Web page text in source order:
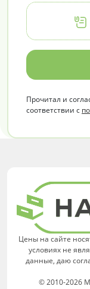
Прочитал и
соответствии с
Цены на сайте
условиях не
данные, даю
© 2010-2026